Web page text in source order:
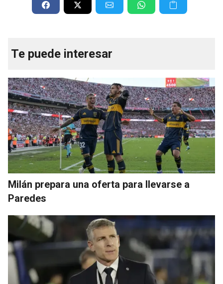
Te puede interesar
Milán prepara una oferta para llevarse a
Paredes